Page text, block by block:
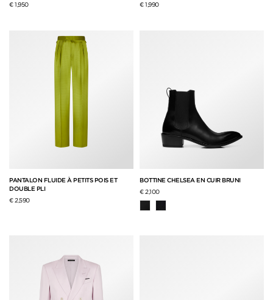
€ 1,950
€ 1,990
PANTALON FLUIDE À PETITS POIS ET
DOUBLE PLI
€ 2,590
BOTTINE CHELSEA EN CUIR BRUNI
€ 2,100